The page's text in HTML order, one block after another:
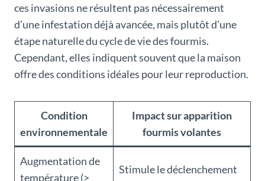
ces invasions ne résultent pas nécessairement
d’une infestation déjà avancée, mais plutôt d’une
étape naturelle du cycle de vie des fourmis.
Cependant, elles indiquent souvent que la maison
offre des conditions idéales pour leur reproduction.
Condition
environnementale
Impact sur apparition
fourmis volantes
Augmentation de
température (>
Stimule le déclenchement